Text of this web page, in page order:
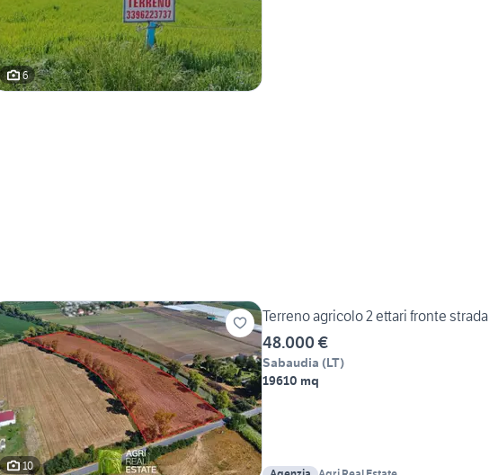
6
10
Terreno agricolo 2 ettari fronte strada
48.000 €
Sabaudia (LT)
19610 mq